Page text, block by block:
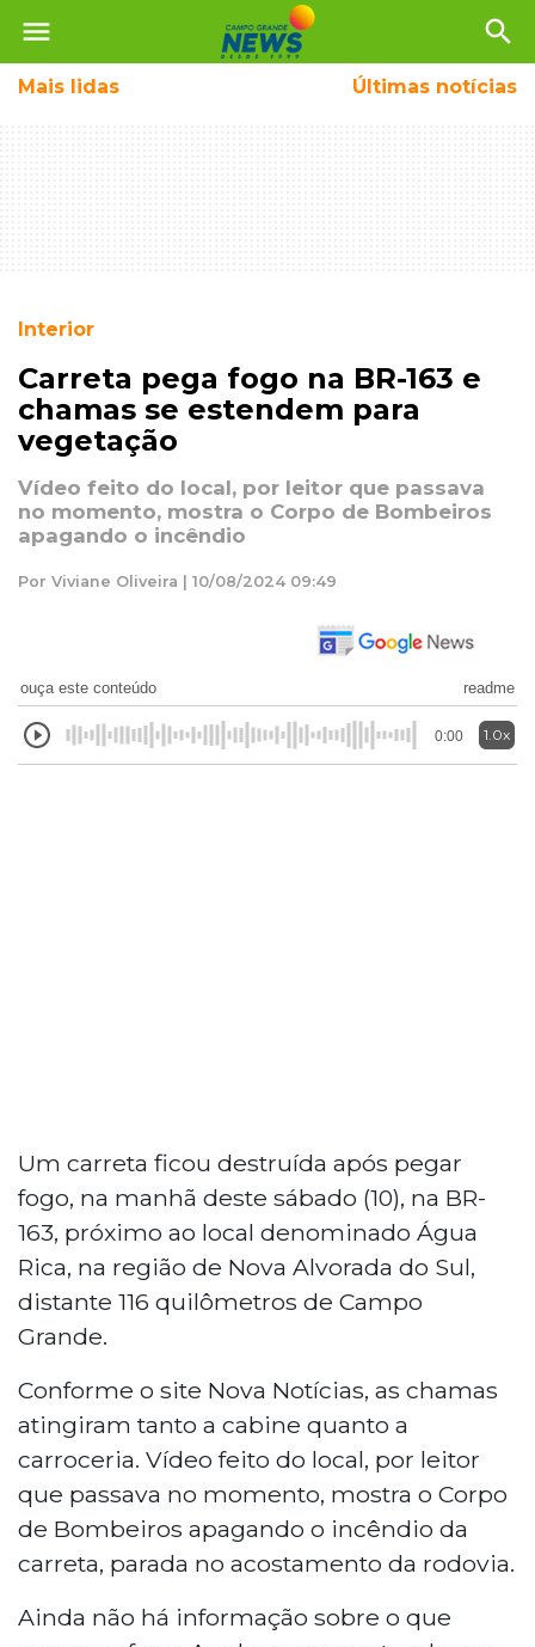
menu search
Mais lidas Últimas notícias
Interior
Carreta pega fogo na BR-163 e
chamas se estendem para
vegetação
Vídeo feito do local, por leitor que passava
no momento, mostra o Corpo de Bombeiros
apagando o incêndio
Por Viviane Oliveira | 10/08/2024 09:49
ouça este conteúdo readme
0:00 1.0x
Um carreta ficou destruída após pegar
fogo, na manhã deste sábado (10), na BR-
163, próximo ao local denominado Água
Rica, na região de Nova Alvorada do Sul,
distante 116 quilômetros de Campo
Grande.
Conforme o site Nova Notícias, as chamas
atingiram tanto a cabine quanto a
carroceria. Vídeo feito do local, por leitor
que passava no momento, mostra o Corpo
de Bombeiros apagando o incêndio da
carreta, parada no acostamento da rodovia.
Ainda não há informação sobre o que